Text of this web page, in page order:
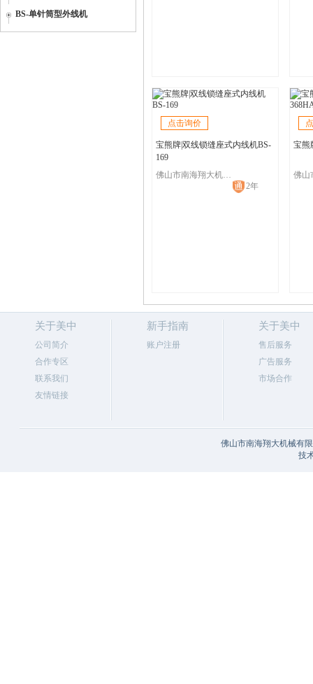
BS-单针筒型外线机
点击询价
宝熊牌|双线锁缝座式内线机BS-
169
佛山市南海翔大机械有限公司
2年
宝熊
关于美中
公司简介
合作专区
联系我们
友情链接
新手指南
账户注册
关于美中
售后服务
广告服务
市场合作
佛山市南海翔大机械有
技